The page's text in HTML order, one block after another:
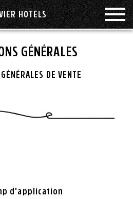
HOTELS
ROLLOUT
REVIER
SOCIAUX
& BOUTIQUE
ÉVÉNEMENTS
STAY
GÉNÉRALES
DE VENTE
d'application